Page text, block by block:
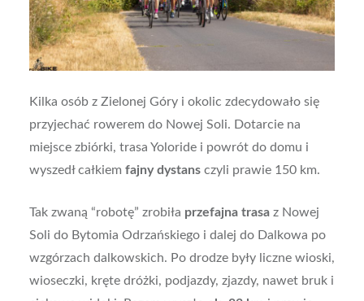
Kilka osób z Zielonej Góry i okolic zdecydowało się
przyjechać rowerem do Nowej Soli. Dotarcie na
miejsce zbiórki, trasa Yoloride i powrót do domu i
wyszedł całkiem fajny dystans czyli prawie 150 km.
Tak zwaną “robotę” zrobiła przefajna trasaz Nowej
Soli do Bytomia Odrzańskiego i dalej do Dalkowa po
wzgórzach dalkowskich. Po drodze były liczne wioski,
wioseczki, kręte dróżki, podjazdy, zjazdy, nawet bruk i